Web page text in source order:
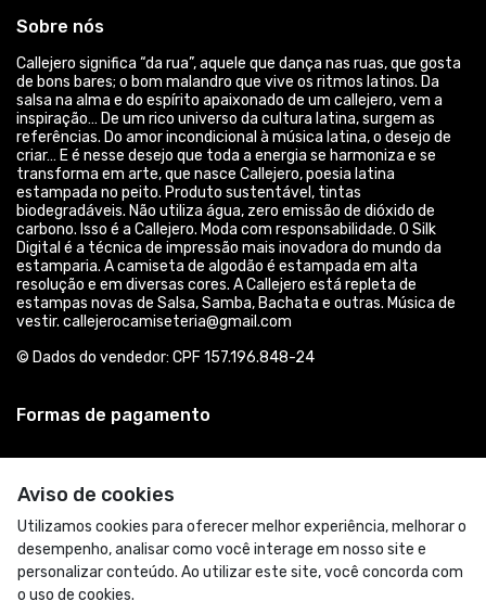
Aviso de cookies
Utilizamos cookies para oferecer melhor experiência, melhorar o
desempenho, analisar como você interage em nosso site e
personalizar conteúdo. Ao utilizar este site, você concorda com
o uso de cookies.
Sobre nós
Callejero significa “da rua”, aquele que dança nas ruas, que gosta
de bons bares; o bom malandro que vive os ritmos latinos. Da
salsa na alma e do espírito apaixonado de um callejero, vem a
inspiração… De um rico universo da cultura latina, surgem as
referências. Do amor incondicional à música latina, o desejo de
criar… E é nesse desejo que toda a energia se harmoniza e se
transforma em arte, que nasce Callejero, poesia latina
estampada no peito. Produto sustentável, tintas
biodegradáveis. Não utiliza água, zero emissão de dióxido de
carbono. Isso é a Callejero. Moda com responsabilidade. O Silk
Digital é a técnica de impressão mais inovadora do mundo da
estamparia. A camiseta de algodão é estampada em alta
resolução e em diversas cores. A Callejero está repleta de
estampas novas de Salsa, Samba, Bachata e outras. Música de
vestir. callejerocamiseteria@gmail.com
© Dados do vendedor: CPF 157.196.848-24
Formas de pagamento